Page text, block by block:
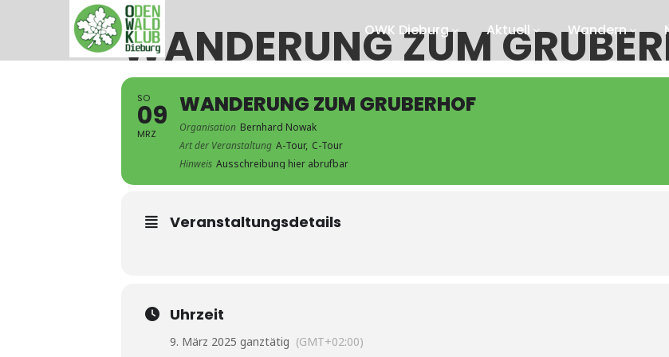
OWK Dieburg Aktuell Wandern
WANDERUNG ZUM
SO
09
MRZ
WANDERUNG ZUM GRUBERHOF
Organisation Bernhard Nowak
Art der Veranstaltung A-Tour, C-Tour
Hinweis Ausschreibung hier abrufbar
Veranstaltungsdetails
Uhrzeit
9. März 2025 ganztätig (GMT+02:00)